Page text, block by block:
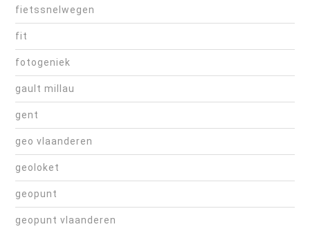
fietssnelwegen
fit
fotogeniek
gault millau
gent
geo vlaanderen
geoloket
geopunt
geopunt vlaanderen